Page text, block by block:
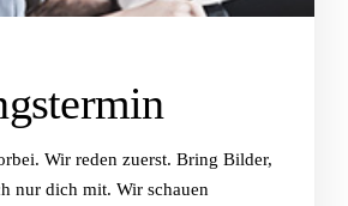
Wir reden zuerst. Bring Bilder,
nur dich mit. Wir schauen